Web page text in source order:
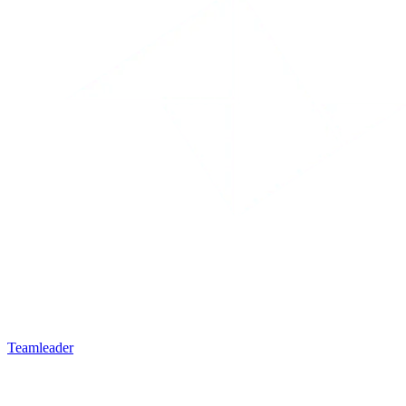
Teamleader